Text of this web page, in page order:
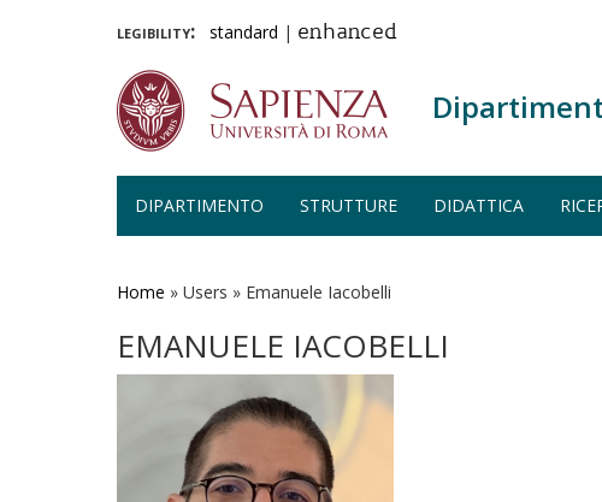
legibility: standard | enhanced
DIPARTIMENTO STRUTTURE DIDATTICA
Home » Users » Emanuele Iacobelli
EMANUELE IACOBELLI